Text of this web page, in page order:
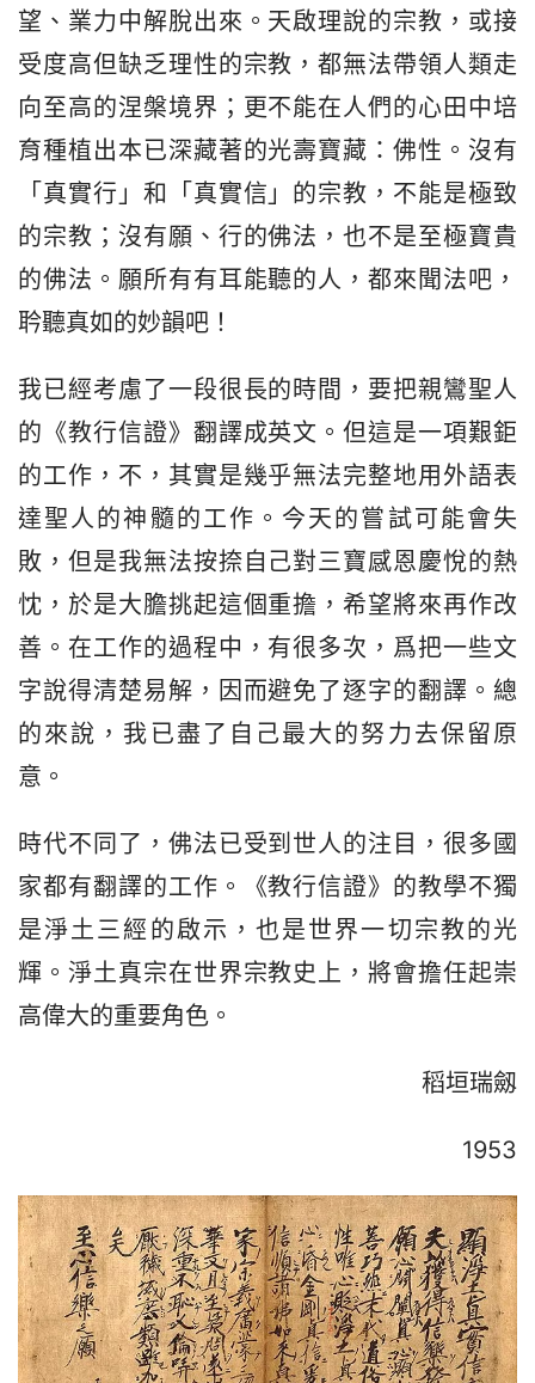
望、業力中解脫出來。天啟理說的宗教，或接
受度高但缺乏理性的宗教，都無法帶領人類走
向至高的涅槃境界；更不能在人們的心田中培
育種植出本已深藏著的光壽寶藏：佛性。沒有
「真實行」和「真實信」的宗教，不能是極致
的宗教；沒有願、行的佛法，也不是至極寶貴
的佛法。願所有有耳能聽的人，都來聞法吧，
耹聽真如的妙韻吧！
我已經考慮了一段很長的時間，要把親鸞聖人
的《教行信證》翻譯成英文。但這是一項艱鉅
的工作，不，其實是幾乎無法完整地用外語表
達聖人的神髓的工作。今天的嘗試可能會失
敗，但是我無法按捺自己對三寶感恩慶悅的熱
忱，於是大膽挑起這個重擔，希望將來再作改
善。在工作的過程中，有很多次，爲把一些文
字說得清楚易解，因而避免了逐字的翻譯。總
的來說，我已盡了自己最大的努力去保留原
意。
時代不同了，佛法已受到世人的注目，很多國
家都有翻譯的工作。《教行信證》的教學不獨
是淨土三經的啟示，也是世界一切宗教的光
輝。淨土真宗在世界宗教史上，將會擔任起崇
高偉大的重要角色。
稻垣瑞劔
1953